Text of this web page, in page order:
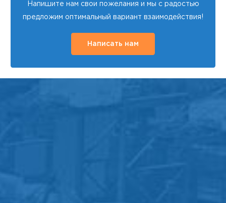
Напишите нам свои пожелания и мы с радостью
предложим оптимальный вариант взаимодействия!
Написать нам